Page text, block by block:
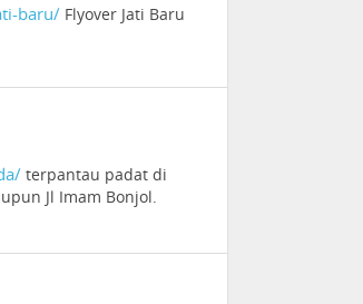
baru/ Flyover Jati Baru
terpantau padat di
Jl Imam Bonjol.